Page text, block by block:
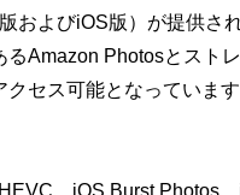
およびiOS版）が提供さ
Amazon Photosとスト
セス可能となっています